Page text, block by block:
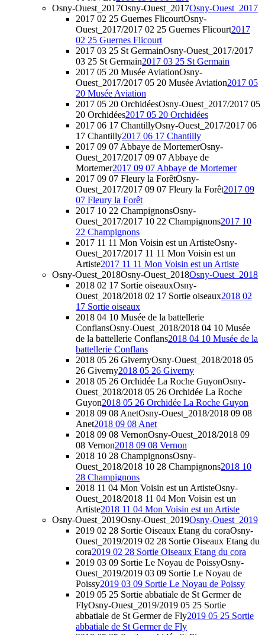
Osny-Ouest_2017Osny-Ouest_2017Osny-Ouest_2017
2017 02 25 Guernes FlicourtOsny-
Ouest_2017/2017 02 25 Guernes Flicourt2017
02 25 Guernes Flicourt
2017 03 25 St GermainOsny-Ouest_2017/2017
03 25 St Germain2017 03 25 St Germain
2017 05 20 Musée AviationOsny-
Ouest_2017/2017 05 20 Musée Aviation2017 05
20 Musée Aviation
2017 05 20 OrchidéesOsny-Ouest_2017/2017 05
20 Orchidées2017 05 20 Orchidées
2017 06 17 ChantillyOsny-Ouest_2017/2017 06
17 Chantilly2017 06 17 Chantilly
2017 09 07 Abbaye de MortemerOsny-
Ouest_2017/2017 09 07 Abbaye de
Mortemer2017 09 07 Abbaye de Mortemer
2017 09 07 Fleury la ForêtOsny-
Ouest_2017/2017 09 07 Fleury la Forêt2017 09
07 Fleury la Forêt
2017 10 22 ChampignonsOsny-
Ouest_2017/2017 10 22 Champignons2017 10
22 Champignons
2017 11 11 Mon Voisin est un ArtisteOsny-
Ouest_2017/2017 11 11 Mon Voisin est un
Artiste2017 11 11 Mon Voisin est un Artiste
Osny-Ouest_2018Osny-Ouest_2018Osny-Ouest_2018
2018 02 17 Sortie oiseauxOsny-
Ouest_2018/2018 02 17 Sortie oiseaux2018 02
17 Sortie oiseaux
2018 04 10 Musée de la battellerie
ConflansOsny-Ouest_2018/2018 04 10 Musée
de la battellerie Conflans2018 04 10 Musée de la
battellerie Conflans
2018 05 26 GivernyOsny-Ouest_2018/2018 05
26 Giverny2018 05 26 Giverny
2018 05 26 Orchidée La Roche GuyonOsny-
Ouest_2018/2018 05 26 Orchidée La Roche
Guyon2018 05 26 Orchidée La Roche Guyon
2018 09 08 AnetOsny-Ouest_2018/2018 09 08
Anet2018 09 08 Anet
2018 09 08 VernonOsny-Ouest_2018/2018 09
08 Vernon2018 09 08 Vernon
2018 10 28 ChampignonsOsny-
Ouest_2018/2018 10 28 Champignons2018 10
28 Champignons
2018 11 04 Mon Voisin est un ArtisteOsny-
Ouest_2018/2018 11 04 Mon Voisin est un
Artiste2018 11 04 Mon Voisin est un Artiste
Osny-Ouest_2019Osny-Ouest_2019Osny-Ouest_2019
2019 02 28 Sortie Oiseaux Etang du coraOsny-
Ouest_2019/2019 02 28 Sortie Oiseaux Etang du
cora2019 02 28 Sortie Oiseaux Etang du cora
2019 03 09 Sortie Le Noyau de PoissyOsny-
Ouest_2019/2019 03 09 Sortie Le Noyau de
Poissy2019 03 09 Sortie Le Noyau de Poissy
2019 05 25 Sortie abbatiale de St Germer de
FlyOsny-Ouest_2019/2019 05 25 Sortie
abbatiale de St Germer de Fly2019 05 25 Sortie
abbatiale de St Germer de Fly